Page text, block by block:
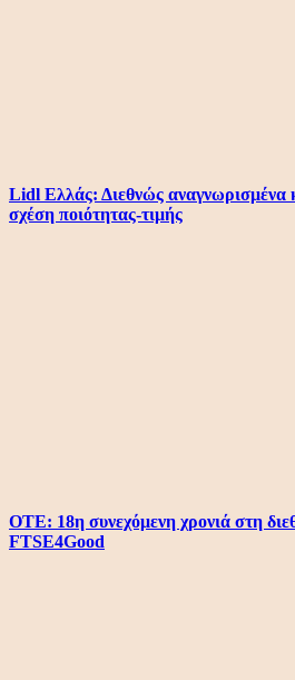
Lidl Ελλάς: Διεθνώς αναγνωρισμένα
σχέση ποιότητας-τιμής
ΟΤΕ: 18η συνεχόμενη χρονιά στη
FTSE4Good